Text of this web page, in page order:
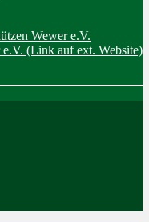
Wewer e.V.
(Link auf ext. Website)